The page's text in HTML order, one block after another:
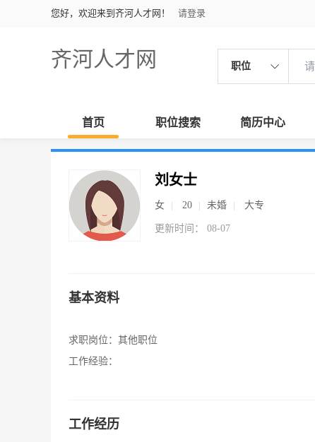
您好，欢迎来到齐河人才网！ 请登录
齐河人才网 职位
首页 职位搜索 简历中心
刘女士
女 20 未婚 大专
更新时间： 08-07
基本资料
求职岗位： 其他职位
工作经验：
工作经历